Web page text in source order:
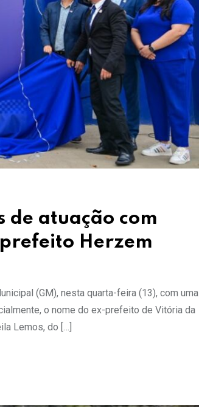
atuação com
Herzem
(GM), nesta quarta-feira (13), com uma
o nome do ex-prefeito de Vitória da
Lemos, do […]